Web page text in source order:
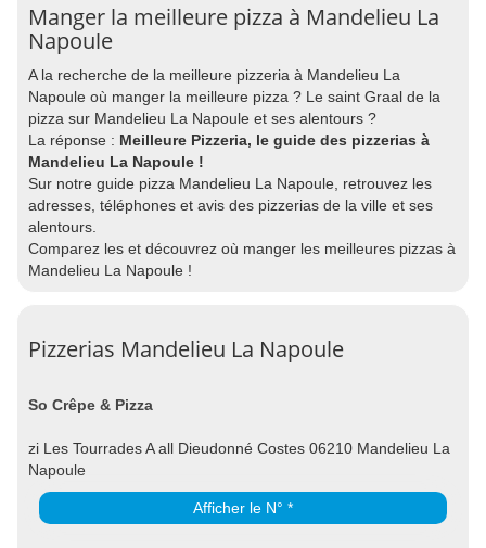
Manger la meilleure pizza à Mandelieu La
Napoule
A la recherche de la meilleure pizzeria à Mandelieu La
Napoule où manger la meilleure pizza ? Le saint Graal de la
pizza sur Mandelieu La Napoule et ses alentours ?
La réponse : Meilleure Pizzeria, le guide des pizzerias à
Mandelieu La Napoule !
Sur notre guide pizza Mandelieu La Napoule, retrouvez les
adresses, téléphones et avis des pizzerias de la ville et ses
alentours.
Comparez les et découvrez où manger les meilleures pizzas à
Mandelieu La Napoule !
Pizzerias Mandelieu La Napoule
So Crêpe & Pizza
zi Les Tourrades A all Dieudonné Costes 06210 Mandelieu La
Napoule
Afficher le N° *